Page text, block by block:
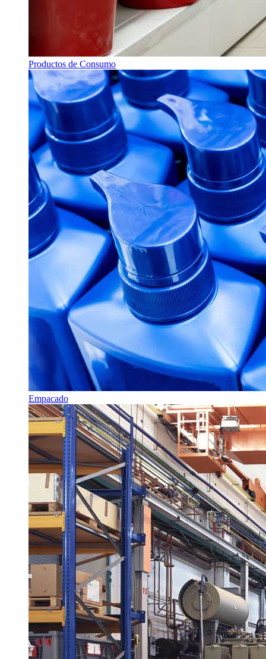
Productos de Consumo
Empacado